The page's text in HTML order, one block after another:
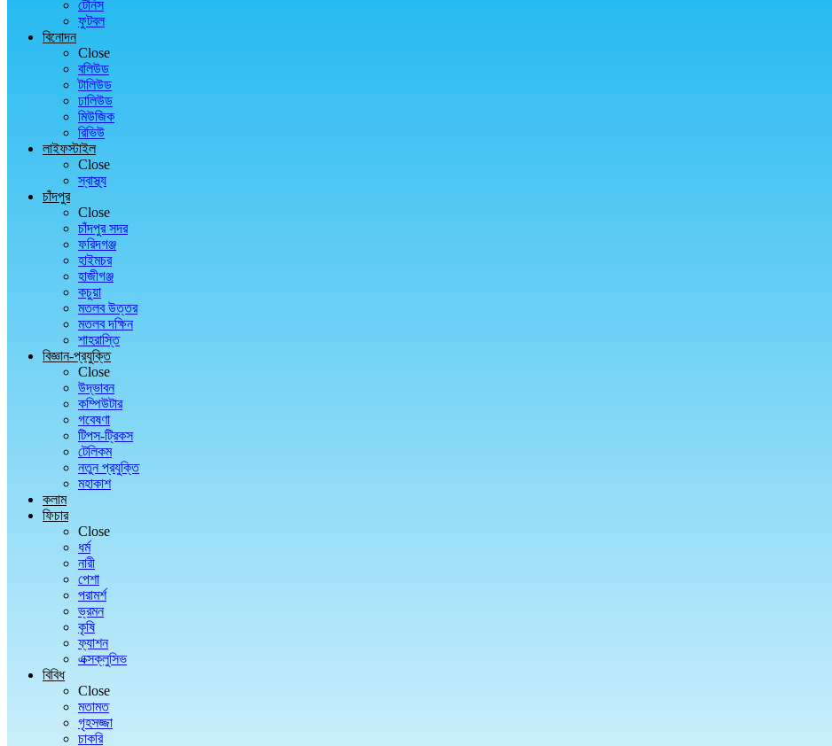
টেনিস
ফুটবল
বিনোদন
Close
বলিউড
টালিউড
ঢালিউড
মিউজিক
রিভিউ
লাইফস্টাইল
Close
স্বাস্থ্য
চাঁদপুর
Close
চাঁদপুর সদর
ফরিদগঞ্জ
হাইমচর
হাজীগঞ্জ
কচুয়া
মতলব উত্তর
মতলব দক্ষিন
শাহরাস্তি
বিজ্ঞান-প্রযুক্তি
Close
উদ্ভাবন
কম্পিউটার
গবেষণা
টিপস-ট্রিকস
টেলিকম
নতুন প্রযুক্তি
মহাকাশ
কলাম
ফিচার
Close
ধর্ম
নারী
পেশা
পরামর্শ
ভ্রমন
কৃষি
ফ্যাশন
এক্সক্লুসিভ
বিবিধ
Close
মতামত
গৃহসজ্জা
চাকরি